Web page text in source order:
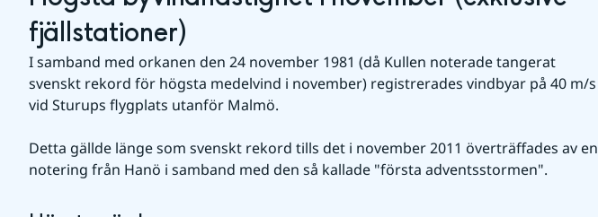
fjällstationer)
I samband med orkanen den 24 november 1981 (då Kullen noterade tangerat
svenskt rekord för högsta medelvind i november) registrerades vindbyar på 40 m/s
vid Sturups flygplats utanför Malmö.
Detta gällde länge som svenskt rekord tills det i november 2011 överträffades av en
notering från Hanö i samband med den så kallade "första adventsstormen".